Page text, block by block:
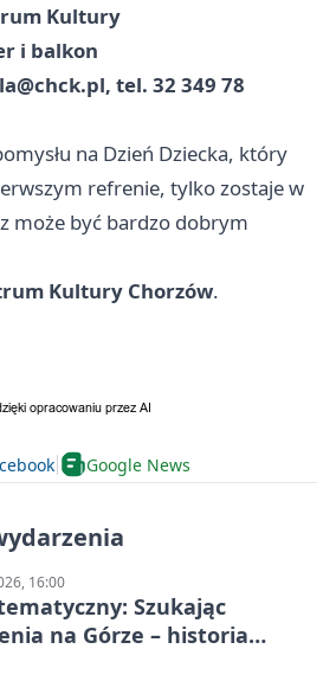
Kultury
i balkon
, tel. 32 349 78
na Dzień Dziecka, który
refrenie, tylko zostaje w
może być bardzo dobrym
Kultury Chorzów.
Google News
16:00
Szukając
na Górze – historia